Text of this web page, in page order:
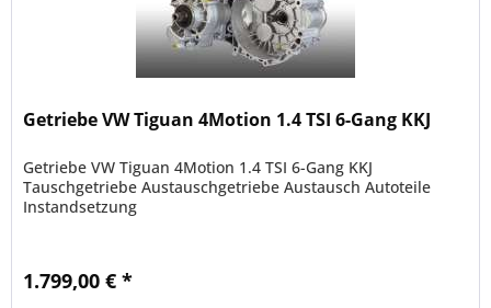
Getriebe VW Tiguan 4Motion 1.4 TSI 6-Gang KKJ
Getriebe VW Tiguan 4Motion 1.4 TSI 6-Gang KKJ
Tauschgetriebe Austauschgetriebe Austausch Autoteile
Instandsetzung
1.799,00 € *